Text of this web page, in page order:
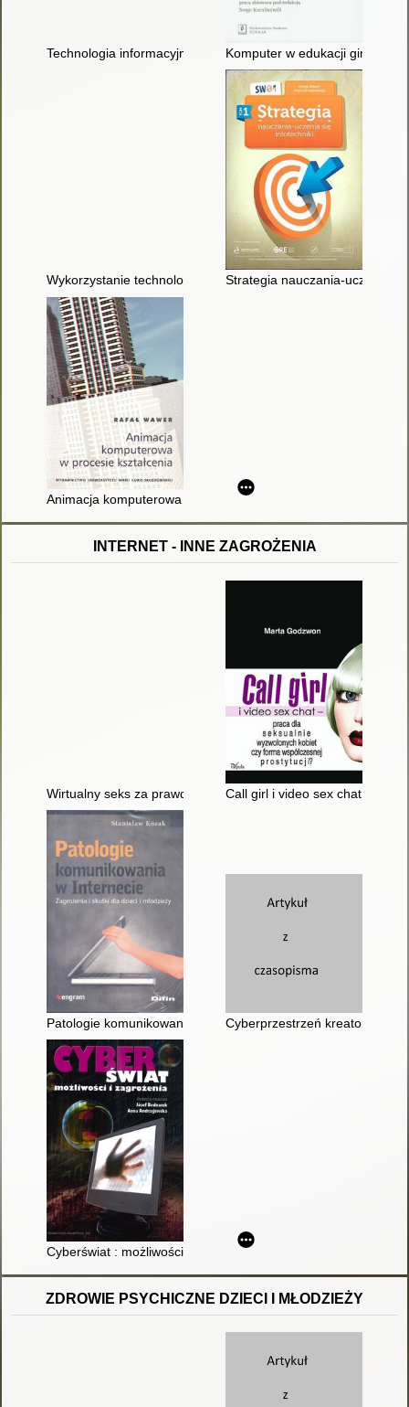
Technologia informacyjna w polskiej szkole : stan i zadania
Komputer w edukacji
Wykorzystanie technologii informacyjnych i komunikacyjnych
Strategia nauczania-uczenia
Animacja komputerowa w procesie kształcenia
INTERNET - INNE ZAGROŻENIA
Wirtualny seks za prawdziwe pieniądze : o prostytucji
Call girl i video sex chat -
Patologie komunikowania w Internecie : zagrożenia i skutki dla
Cyberprzestrzeń kreatorem
Cyberświat : możliwości i zagrożenia
ZDROWIE PSYCHICZNE DZIECI I MŁODZIEŻY